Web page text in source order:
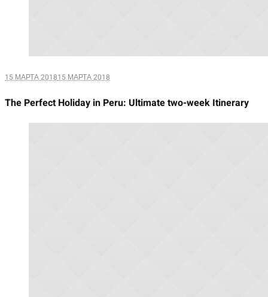
15 МАРТА 201815 МАРТА 2018
The Perfect Holiday in Peru: Ultimate two-week Itinerary